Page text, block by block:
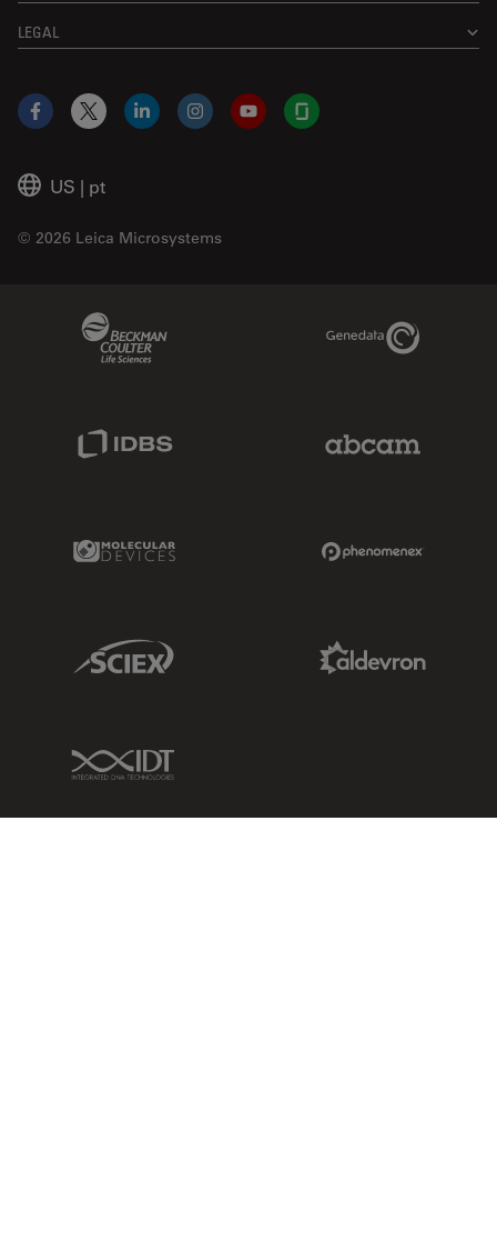
LEGAL
US | pt
© 2026 Leica Microsystems
Facebook
X LinkedInInstagramYouTubeGlassdoor
Genedata Link
Molecular Devices Link
Sciex Link
IDT Link